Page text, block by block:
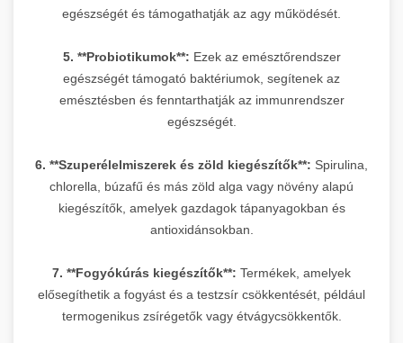
egészségét és támogathatják az agy működését.
5. **Probiotikumok**: Ezek az emésztőrendszer
egészségét támogató baktériumok, segítenek az
emésztésben és fenntarthatják az immunrendszer
egészségét.
6. **Szuperélelmiszerek és zöld kiegészítők**: Spirulina,
chlorella, búzafű és más zöld alga vagy növény alapú
kiegészítők, amelyek gazdagok tápanyagokban és
antioxidánsokban.
7. **Fogyókúrás kiegészítők**: Termékek, amelyek
elősegíthetik a fogyást és a testzsír csökkentését, például
termogenikus zsírégetők vagy étvágycsökkentők.